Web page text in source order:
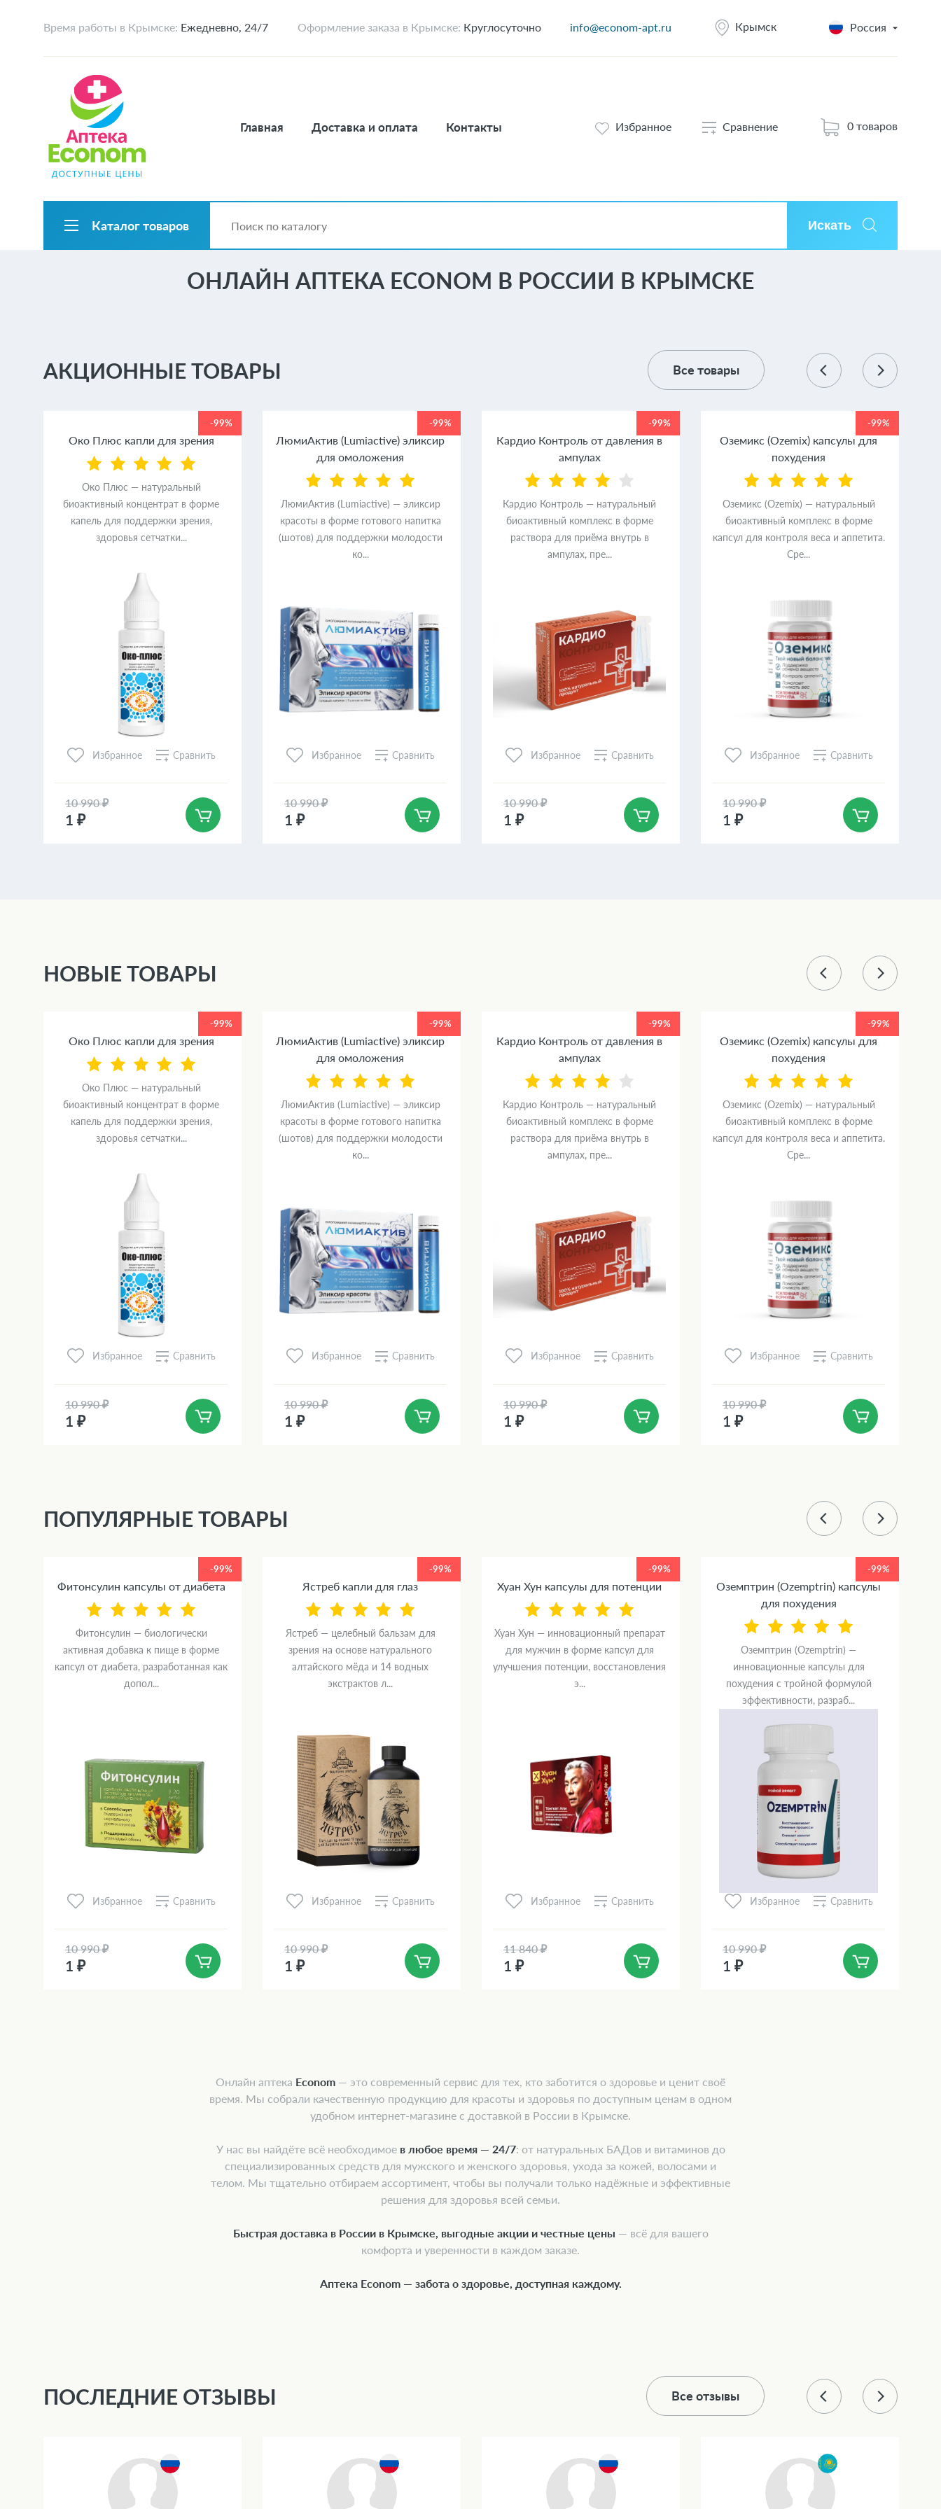
Время работы в Крымске: Ежедневно, 24/7 Оформление заказа в Крымске: Круглосуточно info@econom-apt.ru Крымск Россия
Главная Доставка и оплата Контакты Избранное Сравнение 0 товаров
Каталог товаров Искать
ОНЛАЙН АПТЕКА ECONOM В РОССИИ В КРЫМСКЕ
АКЦИОННЫЕ ТОВАРЫ Все товары
-99%
Око Плюс капли для зрения
Око Плюс — натуральный
биоактивный концентрат в форме
капель для поддержки зрения,
здоровья сетчатки...
Избранное Сравнить
10 990 ₽
1 ₽
-99%
ЛюмиАктив (Lumiactive) эликсир
для омоложения
ЛюмиАктив (Lumiactive) — эликсир
красоты в форме готового напитка
(шотов) для поддержки молодости
ко...
Избранное Сравнить
10 990 ₽
1 ₽
-99%
Кардио Контроль от давления в
ампулах
Кардио Контроль — натуральный
биоактивный комплекс в форме
раствора для приёма внутрь в
ампулах, пре...
Избранное Сравнить
10 990 ₽
1 ₽
-99%
Оземикс (Ozemix) капсулы для
похудения
Оземикс (Ozemix) — натуральный
биоактивный комплекс в форме
капсул для контроля веса и аппетита.
Сре...
Избранное Сравнить
10 990 ₽
1 ₽
НОВЫЕ ТОВАРЫ
-99%
Око Плюс капли для зрения
Око Плюс — натуральный
биоактивный концентрат в форме
капель для поддержки зрения,
здоровья сетчатки...
Избранное Сравнить
10 990 ₽
1 ₽
-99%
ЛюмиАктив (Lumiactive) эликсир
для омоложения
ЛюмиАктив (Lumiactive) — эликсир
красоты в форме готового напитка
(шотов) для поддержки молодости
ко...
Избранное Сравнить
10 990 ₽
1 ₽
-99%
Кардио Контроль от давления в
ампулах
Кардио Контроль — натуральный
биоактивный комплекс в форме
раствора для приёма внутрь в
ампулах, пре...
Избранное Сравнить
10 990 ₽
1 ₽
-99%
Оземикс (Ozemix) капсулы для
похудения
Оземикс (Ozemix) — натуральный
биоактивный комплекс в форме
капсул для контроля веса и аппетита.
Сре...
Избранное Сравнить
10 990 ₽
1 ₽
ПОПУЛЯРНЫЕ ТОВАРЫ
-99%
Фитонсулин капсулы от диабета
Фитонсулин — биологически
активная добавка к пище в форме
капсул от диабета, разработанная как
допол...
Избранное Сравнить
10 990 ₽
1 ₽
-99%
Ястреб капли для глаз
Ястреб — целебный бальзам для
зрения на основе натурального
алтайского мёда и 14 водных
экстрактов л...
Избранное Сравнить
10 990 ₽
1 ₽
-99%
Хуан Хун капсулы для потенции
Хуан Хун — инновационный препарат
для мужчин в форме капсул для
улучшения потенции, восстановления
э...
Избранное Сравнить
11 840 ₽
1 ₽
-99%
Оземптрин (Ozemptrin) капсулы
для похудения
Оземптрин (Ozemptrin) —
инновационные капсулы для
похудения с тройной формулой
эффективности, разраб...
Избранное Сравнить
10 990 ₽
1 ₽
Онлайн аптека Econom — это современный сервис для тех, кто заботится о здоровье и ценит своё
время. Мы собрали качественную продукцию для красоты и здоровья по доступным ценам в одном
удобном интернет-магазине с доставкой в России в Крымске.
У нас вы найдёте всё необходимое в любое время — 24/7: от натуральных БАДов и витаминов до
специализированных средств для мужского и женского здоровья, ухода за кожей, волосами и
телом. Мы тщательно отбираем ассортимент, чтобы вы получали только надёжные и эффективные
решения для здоровья всей семьи.
Быстрая доставка в России в Крымске, выгодные акции и честные цены — всё для вашего
комфорта и уверенности в каждом заказе.
Аптека Econom — забота о здоровье, доступная каждому.
ПОСЛЕДНИЕ ОТЗЫВЫ Все отзывы